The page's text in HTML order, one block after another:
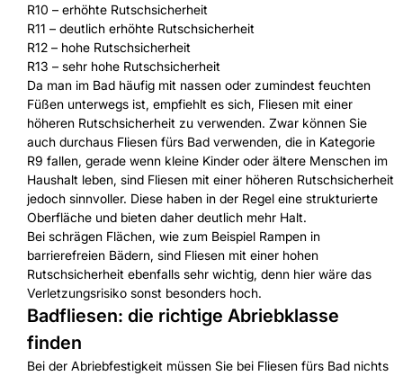
R10 – erhöhte Rutschsicherheit
R11 – deutlich erhöhte Rutschsicherheit
R12 – hohe Rutschsicherheit
R13 – sehr hohe Rutschsicherheit
Da man im Bad häufig mit nassen oder zumindest feuchten
Füßen unterwegs ist, empfiehlt es sich, Fliesen mit einer
höheren Rutschsicherheit zu verwenden. Zwar können Sie
auch durchaus Fliesen fürs Bad verwenden, die in Kategorie
R9 fallen, gerade wenn kleine Kinder oder ältere Menschen im
Haushalt leben, sind Fliesen mit einer höheren Rutschsicherheit
jedoch sinnvoller. Diese haben in der Regel eine strukturierte
Oberfläche und bieten daher deutlich mehr Halt.
Bei schrägen Flächen, wie zum Beispiel Rampen in
barrierefreien Bädern, sind Fliesen mit einer hohen
Rutschsicherheit ebenfalls sehr wichtig, denn hier wäre das
Verletzungsrisiko sonst besonders hoch.
Badfliesen: die richtige Abriebklasse
finden
Bei der Abriebfestigkeit müssen Sie bei Fliesen fürs Bad nichts